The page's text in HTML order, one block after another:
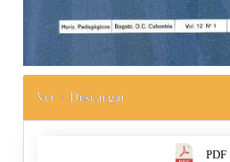
Ver / Descargar
PDF